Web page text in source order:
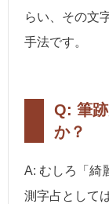
らい、その文
手法です。
Q: 筆
か？
A: むしろ「綺
測字占として